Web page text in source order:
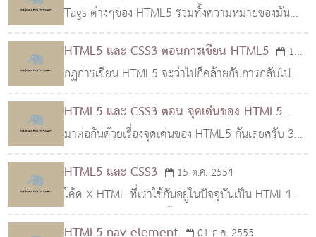
Tags ต่างๆของ HTML5 รวมทั้งความหมายของมัน
และ Tags ที่ถูกยกเลิกไปแล้ว Tag Description lt;! gt;
Defines a comment lt;!DOCTYPE gt; Defines th
HTML5 และ CSS3 ตอนการเขียน HTML5
15
ต.ค. 2554
กฏการเขียน HTML5 จะว่าไปก็คล้ายกับการกลับไป
เขียน HTML แบบผิดๆที่นิยมเขียนกันในแบบสมัยก่อน
เพราะจุดประสงค์ของการใช้งานมาตรฐาน HTML5 ก็
เพื่อให้เราสาม
HTML5 และ CSS3 ตอน จุดเด่นของ HTML5
(ตอนที่ 2)
14 ต.ค. 2554
มาต่อกันด้วยเรื่องจุดเด่นของ HTML5 กันเลยครับ 3
การเล่นวีดีโอ และ เสียง 4 Canvas สำหรับแสดงรูป
วาดรูป แสดงกราฟ หรือ โฆษณาเคลื่อนไหวอื่นๆ ที่สา
มารถต
HTML5 และ CSS3 15 ต.ค. 2554
โค้ด X HTML ที่เราใช้กันอยู่ในปัจจุบันเป็น HTML4
ครับ ปี 2554 และในปีนี้เช่นเดียวกัน กระแสของ